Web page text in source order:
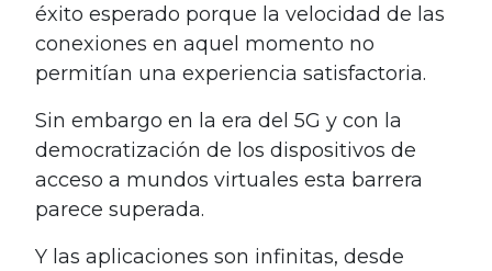
éxito esperado porque la velocidad de las
conexiones en aquel momento no
permitían una experiencia satisfactoria.
Sin embargo en la era del 5G y con la
democratización de los dispositivos de
acceso a mundos virtuales esta barrera
parece superada.
Y las aplicaciones son infinitas, desde